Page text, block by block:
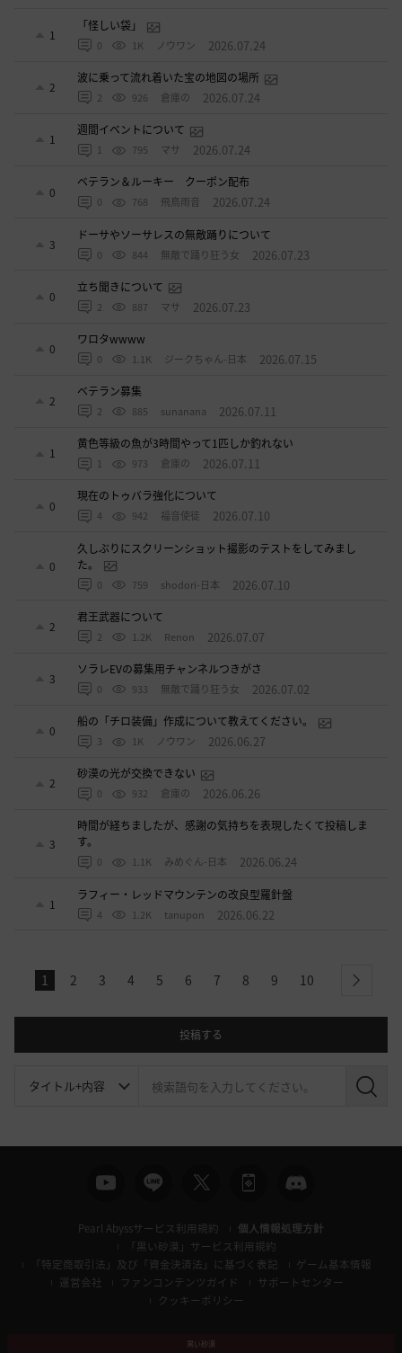
1
「怪しい袋」
0 1K ノウワン 2026.07.24
2
波に乗って流れ着いた宝の地図の場所
2 926 倉庫の 2026.07.24
1
週間イベントについて
1 795 マサ 2026.07.24
0
ベテラン＆ルーキー クーポン配布
0 768 飛鳥雨音 2026.07.24
3
ドーサやソーサレスの無敵踊りについて
0 844 無敵で踊り狂う女 2026.07.23
0
立ち聞きについて
2 887 マサ 2026.07.23
0
ワロタwwww
0 1.1K ジークちゃん-日本 2026.07.15
2
ベテラン募集
2 885 sunanana 2026.07.11
1
黄色等級の魚が3時間やって1匹しか釣れない
1 973 倉庫の 2026.07.11
0
現在のトゥバラ強化について
4 942 福音使徒 2026.07.10
0
久しぶりにスクリーンショット撮影のテストをしてみまし
た。
0 759 shodori-日本 2026.07.10
2
君王武器について
2 1.2K Renon 2026.07.07
3
ソラレEVの募集用チャンネルつきがさ
0 933 無敵で踊り狂う女 2026.07.02
0
船の「チロ装備」作成について教えてください。
3 1K ノウワン 2026.06.27
2
砂漠の光が交換できない
0 932 倉庫の 2026.06.26
3
時間が経ちましたが、感謝の気持ちを表現したくて投稿しま
す。
0 1.1K みめぐん-日本 2026.06.24
1
ラフィー・レッドマウンテンの改良型羅針盤
4 1.2K tanupon 2026.06.22
1 2 3 4 5 6 7 8 9 10 next
投稿する
検
Pearl Abyssサービス利用規約
個人情報処理方針
「黒い砂漠」サービス利用規約
「特定商取引法」及び「資金決済法」に基づく表記
ゲーム基本情報
運営会社
ファンコンテンツガイド
サポートセンター
クッキーポリシー
黒い砂漠